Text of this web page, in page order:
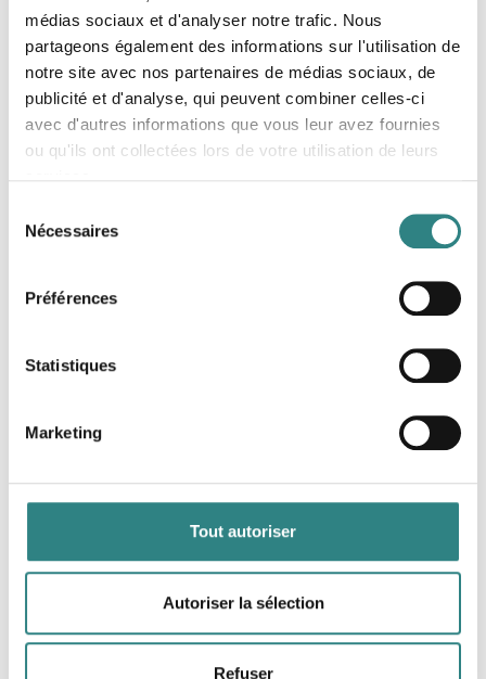
médias sociaux et d'analyser notre trafic. Nous
partageons également des informations sur l'utilisation de
notre site avec nos partenaires de médias sociaux, de
publicité et d'analyse, qui peuvent combiner celles-ci
avec d'autres informations que vous leur avez fournies
ou qu'ils ont collectées lors de votre utilisation de leurs
Nécessaires
Préférences
Statistiques
Marketing
Tout autoriser
Autoriser la sélection
Refuser
Lyf
Nets
terminals possible no matter which business.